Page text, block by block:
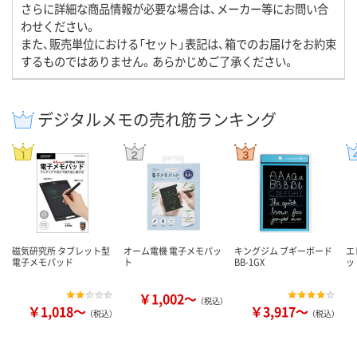
さらに詳細な商品情報が必要な場合は、メーカー等にお問い合
わせください。
また、販売単位における「セット」表記は、箱でのお届けをお約束
するものではありません。あらかじめご了承ください。
デジタルメモの売れ筋ランキング
磁気研究所 タブレット型
電子メモパッド
￥1,018～ （税込）
オーム電機 電子メモパッ
ト
￥1,002～ （税込）
キングジム ブギーボード
BB-1GX
￥3,917～ （税込）